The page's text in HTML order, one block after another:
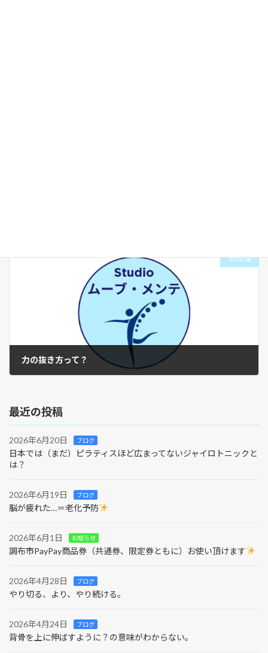
次の記事
力の抜き方って？
最近の投稿
2026年6月20日 ブログ
日本では（まだ）ピラティスほど広まってないジャイロトニックと
は？
2026年6月19日 ブログ
脳が疲れた…＝老化予防
2026年6月1日 お知らせ
調布市PayPay商品券（共通券、限定券ともに）お使い頂けます
2026年4月28日 ブログ
やり切る、より、やり続ける。
2026年4月24日 ブログ
背骨を上に伸ばすように？の意味がわからない。